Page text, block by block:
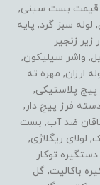
قیمت بست سینی,
سبز گرد, پایه
زنجیر
واشر سیلیکون,
ارزان, مهره ته
پلاستیکی,
فرز پیچ دار,
ضد آب, بست
لولای ریگلاژی,
توکار
باکالیت, گل